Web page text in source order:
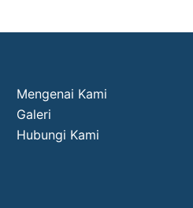
Mengenai Kami
Galeri
Hubungi Kami